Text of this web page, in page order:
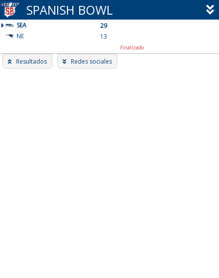
Skip
to
content
SPANISH BOWL
SEA
29
NE
13
Finalizado
Resultados Redes sociales